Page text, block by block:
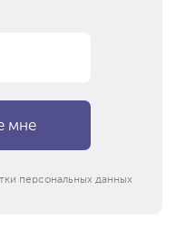
персональных данных